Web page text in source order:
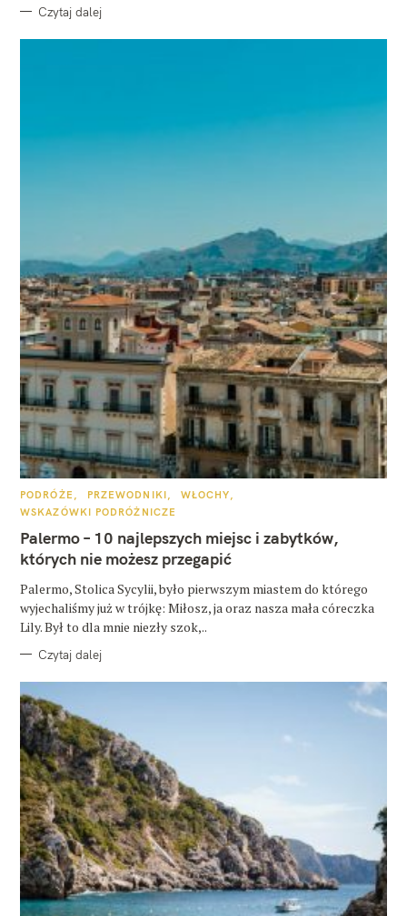
Czytaj dalej
K
T
G
R
PODRÓŻE PRZEWODNIKI
WŁOCHY
WSKAZÓWKI PODRÓŻNICZE
Palermo – 10 najlepszych miejsc i zabytków,
których nie możesz przegapić
Palermo, Stolica Sycylii, było pierwszym miastem do którego
wyjechaliśmy już w trójkę: Miłosz, ja oraz nasza mała córeczka
Lily. Był to dla mnie niezły szok,..
Czytaj dalej